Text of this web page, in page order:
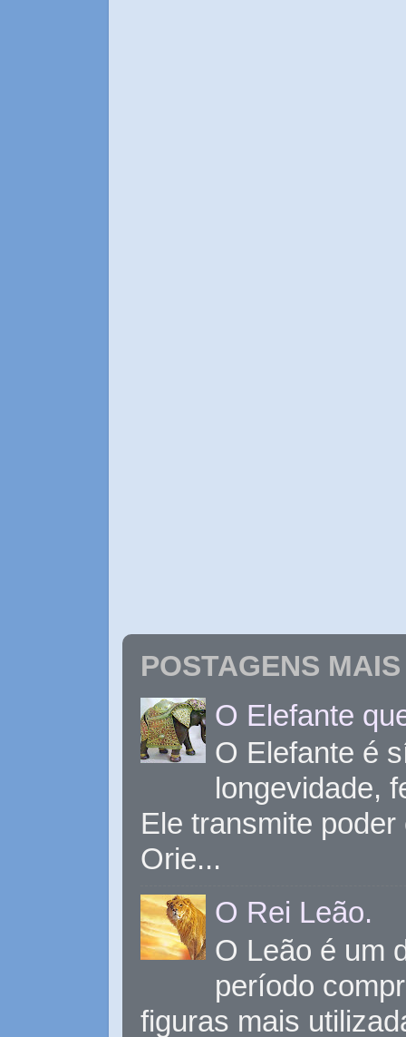
POSTAGENS
O Elefante
O Elefante é
longevidade,
Ele transmite
Orie...
O Rei Leão.
O Leão é um
período
figuras mais